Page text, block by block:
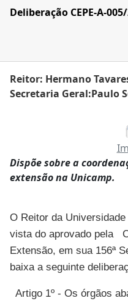
Deliberação CEPE-A-
Reitor: Hermano
Secretaria Geral:Paulo
Dispõe sobre a
extensão na Unicamp.
O Reitor da
vista do aprovado pela
Extensão, em sua 156ª
baixa a seguinte
Artigo 1º - Os órgãos